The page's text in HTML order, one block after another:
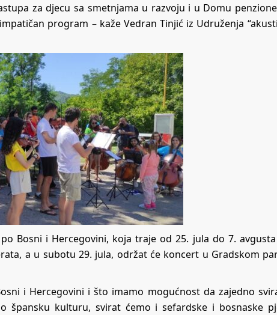
za djecu sa smetnjama u razvoju i u Domu
program – kaže Vedran Tinjić iz Udruženja
Bosni i Hercegovini, koja traje od 25. jula do 7. avgusta
a u subotu 29. jula, održat će koncert u Gradskom
i Hercegovini i što imamo mogućnost da zajedno
špansku kulturu, svirat ćemo i sefardske i bosnaske